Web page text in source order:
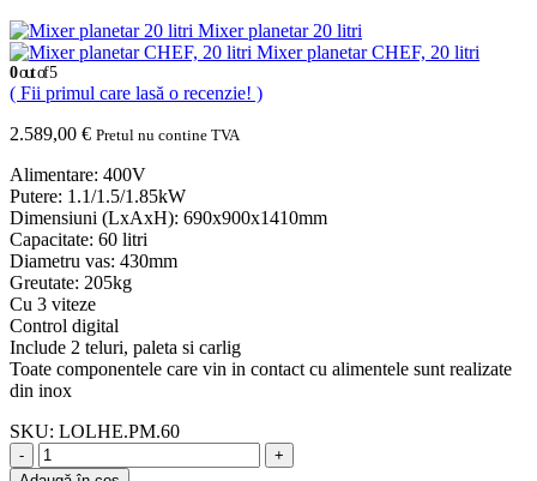
Mixer planetar 20 litri
Mixer planetar CHEF, 20 litri
0out of 5
( Fii primul care lasă o recenzie! )
2.589,00 € Pretul nu contine TVA
Alimentare: 400V
Putere: 1.1/1.5/1.85kW
Dimensiuni (LxAxH): 690x900x1410mm
Capacitate: 60 litri
Diametru vas: 430mm
Greutate: 205kg
Cu 3 viteze
Control digital
Include 2 teluri, paleta si carlig
Toate componentele care vin in contact cu alimentele sunt realizate
din inox
SKU: LOLHE.PM.60
-
+